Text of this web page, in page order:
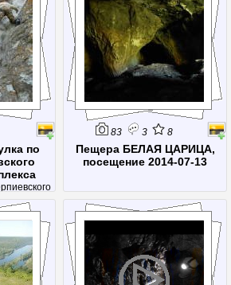
по
скала-
и Гроты...
83 3 8
Пещера БЕЛАЯ ЦАРИЦА,
посещение 2014-07-13